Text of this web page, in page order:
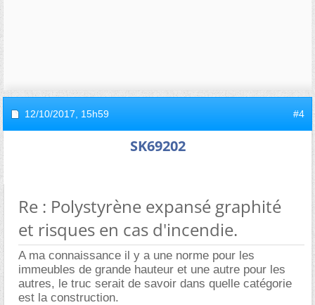
12/10/2017, 15h59 #4
SK69202
Re : Polystyrène expansé graphité
et risques en cas d'incendie.
A ma connaissance il y a une norme pour les
immeubles de grande hauteur et une autre pour les
autres, le truc serait de savoir dans quelle catégorie
est la construction.